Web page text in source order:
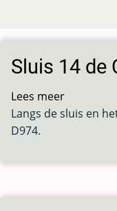
naar
de
inhoud
gaan
Sluis 14 de
Lees meer
Sluis
Ciry
Langs de sluis en
D974.